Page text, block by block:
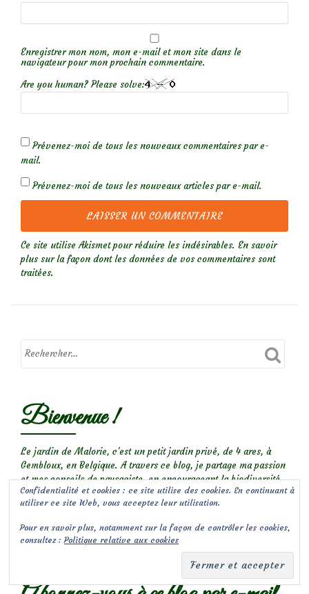
Enregistrer mon nom, mon e-mail et mon site dans le
navigateur pour mon prochain commentaire.
Are you human? Please solve:
Prévenez-moi de tous les nouveaux commentaires par e-
mail.
Prévenez-moi de tous les nouveaux articles par e-mail.
Ce site utilise Akismet pour réduire les indésirables. En savoir
plus sur la façon dont les données de vos commentaires sont
traitées.
Bienvenue !
Le jardin de Malorie, c'est un petit jardin privé, de 4 ares, à
Gembloux, en Belgique. A travers ce blog, je partage ma passion
et mes conseils de paysagiste, en encourageant la biodiversité
au jardin. Découvrez mes plantes coup de coeur et la petite
faune d’un jardin naturel, suivez les chroniques de mon jardin
Bienvenue dans l’univers des Jardins de Malorie
Confidentialité et cookies : ce site utilise des cookies. En continuant à
utiliser ce site Web, vous acceptez leur utilisation.
Pour en savoir plus, notamment sur la façon de contrôler les cookies,
consultez :Politique relative aux cookies